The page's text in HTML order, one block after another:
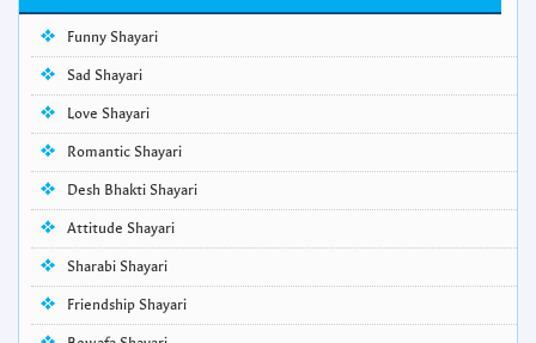
Funny Shayari
Sad Shayari
Love Shayari
Romantic Shayari
Desh Bhakti Shayari
Attitude Shayari
Sharabi Shayari
Friendship Shayari